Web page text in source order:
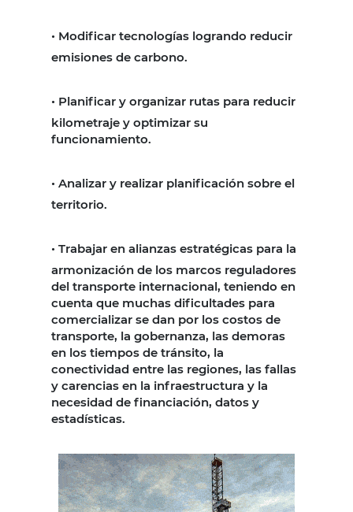
• Modificar tecnologías logrando reducir
emisiones de carbono.
• Planificar y organizar rutas para reducir
kilometraje y optimizar su
funcionamiento.
• Analizar y realizar planificación sobre el
territorio.
• Trabajar en alianzas estratégicas para la
armonización de los marcos reguladores
del transporte internacional, teniendo en
cuenta que muchas dificultades para
comercializar se dan por los costos de
transporte, la gobernanza, las demoras
en los tiempos de tránsito, la
conectividad entre las regiones, las fallas
y carencias en la infraestructura y la
necesidad de financiación, datos y
estadísticas.